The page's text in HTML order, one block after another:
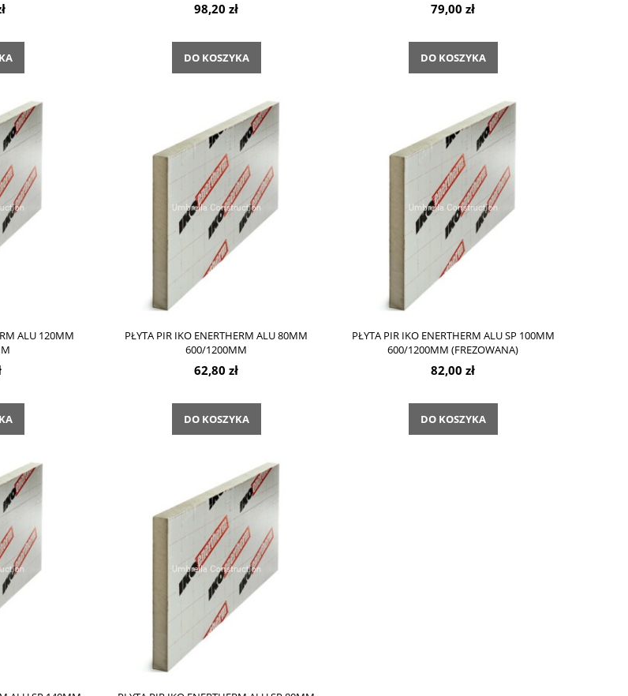
98,20 zł
DO KOSZYKA
79,00 zł
DO KOSZYKA
ALU 120MM
PŁYTA PIR IKO ENERTHERM ALU 80MM
600/1200MM
62,80 zł
DO KOSZYKA
PŁYTA PIR IKO ENERTHERM ALU SP 100MM
600/1200MM (FREZOWANA)
82,00 zł
DO KOSZYKA